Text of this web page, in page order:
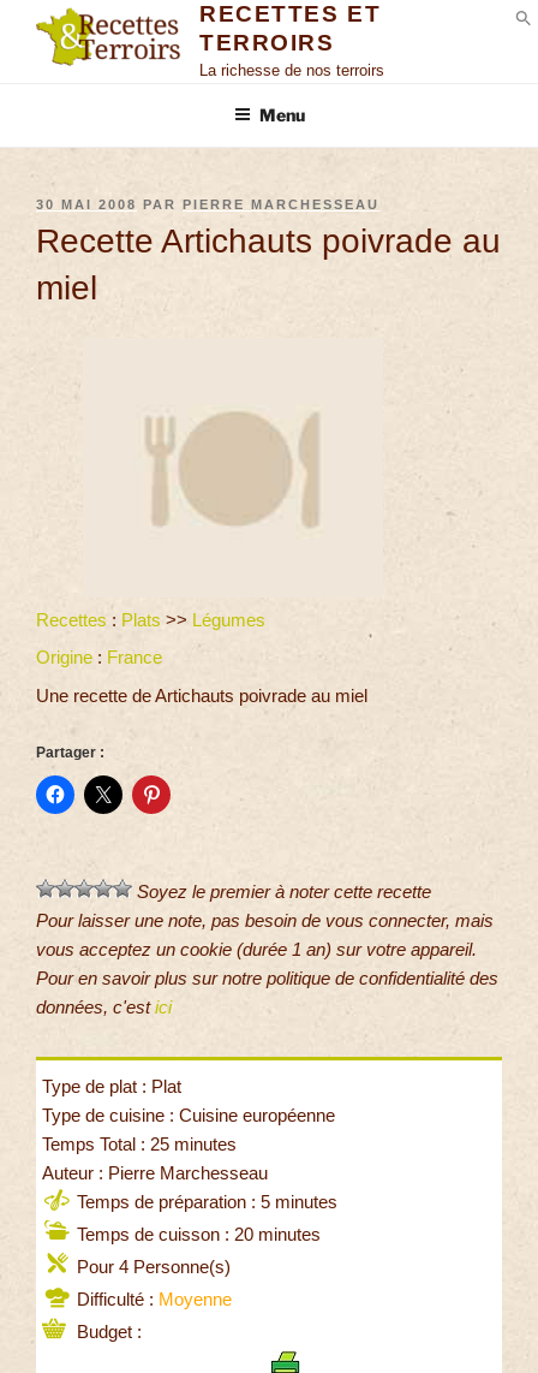
RECETTES ET
TERROIRS
La richesse de nos terroirs
Menu
30 MAI 2008 PAR PIERRE MARCHESSEAU
Recette Artichauts poivrade au
miel
Recettes : Plats >> Légumes
Origine : France
Une recette de Artichauts poivrade au miel
Partager :
Soyez le premier à noter cette recette
Pour laisser une note, pas besoin de vous connecter, mais
vous acceptez un cookie (durée 1 an) sur votre appareil.
Pour en savoir plus sur notre politique de confidentialité des
données, c'estici
Type de plat : Plat
Type de cuisine : Cuisine européenne
Temps Total : 25 minutes
Auteur : Pierre Marchesseau
Temps de préparation : 5 minutes
Temps de cuisson : 20 minutes
Pour 4 Personne(s)
Difficulté : Moyenne
Budget :